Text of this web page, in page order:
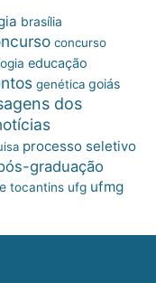
brasília
concurso
educação
genética goiás
dos
processo seletivo
graduação
tocantins ufg ufmg